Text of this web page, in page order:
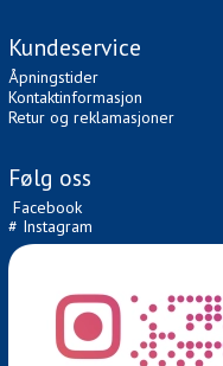
Kundeservice
Åpningstider
Kontaktinformasjon
Retur og reklamasjoner
Følg oss
Facebook
# Instagram